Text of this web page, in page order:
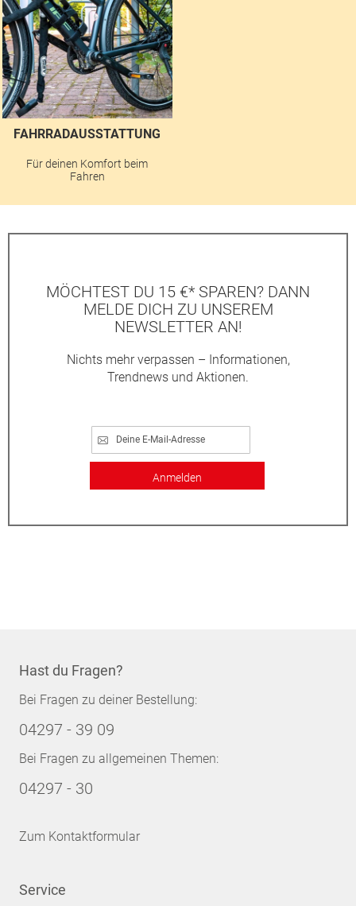
FAHRRADAUSSTATTUNG
Für deinen Komfort beim
Fahren
MÖCHTEST DU 15 €* SPAREN? DANN
MELDE DICH ZU UNSEREM
NEWSLETTER AN!
Nichts mehr verpassen – Informationen,
Trendnews und Aktionen.
Anmelden
Hast du Fragen?
Bei Fragen zu deiner Bestellung:
04297 - 39 09
Bei Fragen zu allgemeinen Themen:
04297 - 30
Zum Kontaktformular
Service